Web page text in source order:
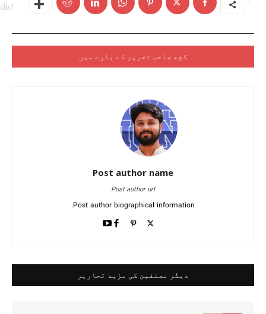
کچھ صاحب تحریر کے بارے میں
Post author name
Post author url
Post author biographical information.
دیگر مصنفین کی مزید تحاریر